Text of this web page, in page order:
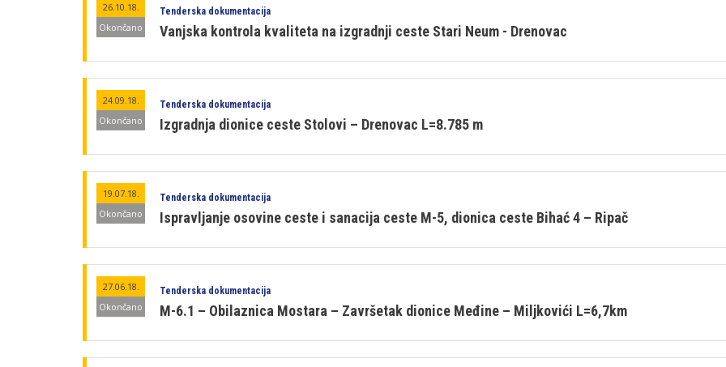
26.10.18.
Okončano
Tenderska dokumentacija
Vanjska kontrola kvaliteta na izgradnji ceste Stari Neum - Drenovac
24.09.18.
Okončano
Tenderska dokumentacija
Izgradnja dionice ceste Stolovi – Drenovac L=8.785 m
19.07.18.
Okončano
Tenderska dokumentacija
Ispravljanje osovine ceste i sanacija ceste M-5, dionica ceste Bihać 4 – Ripač
27.06.18.
Okončano
Tenderska dokumentacija
M-6.1 – Obilaznica Mostara – Završetak dionice Međine – Miljkovići L=6,7km